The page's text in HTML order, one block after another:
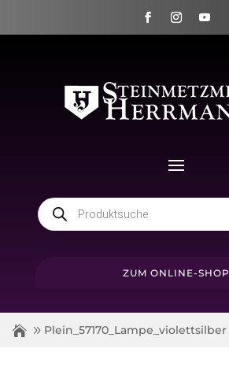
Products
search
ZUM ONLINE-SHOP
Plein_57170_Lampe_violettsilber